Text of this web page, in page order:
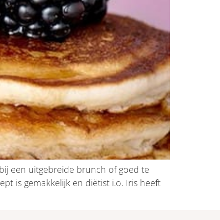
een uitgebreide brunch of goed te
is gemakkelijk en diëtist i.o. Iris heeft